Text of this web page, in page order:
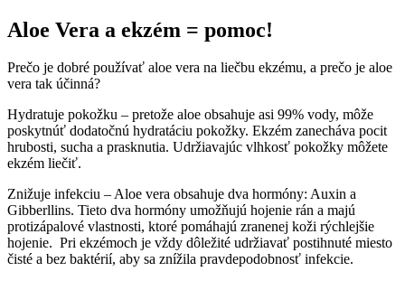
Aloe Vera a ekzém = pomoc!
Prečo je dobré používať aloe vera na liečbu ekzému, a prečo je aloe
vera tak účinná?
Hydratuje pokožku – pretože aloe obsahuje asi 99% vody, môže
poskytnúť dodatočnú hydratáciu pokožky. Ekzém zanecháva pocit
hrubosti, sucha a prasknutia. Udržiavajúc vlhkosť pokožky môžete
ekzém liečiť.
Znižuje infekciu – Aloe vera obsahuje dva hormóny: Auxin a
Gibberllins. Tieto dva hormóny umožňujú hojenie rán a majú
protizápalové vlastnosti, ktoré pomáhajú zranenej koži rýchlejšie
hojenie. Pri ekzémoch je vždy dôležité udržiavať postihnuté miesto
čisté a bez baktérií, aby sa znížila pravdepodobnosť infekcie.